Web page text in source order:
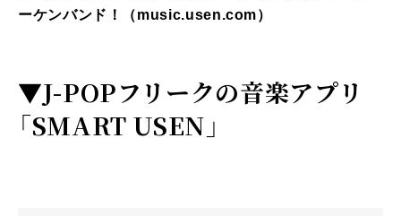
ーケンバンド！（music.usen.com）
▼J-POPフリークの音楽アプリ
「SMART USEN」